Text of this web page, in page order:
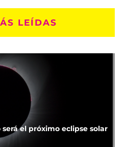
LEÍDAS
el próximo eclipse solar